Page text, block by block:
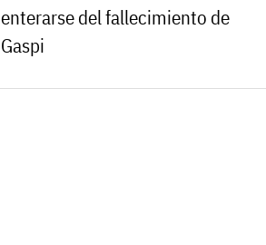
enterarse del fallecimiento de
Gaspi